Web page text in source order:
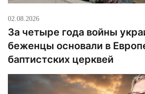
02.08.2026
За четыре года войны
беженцы основали в
баптистских церквей